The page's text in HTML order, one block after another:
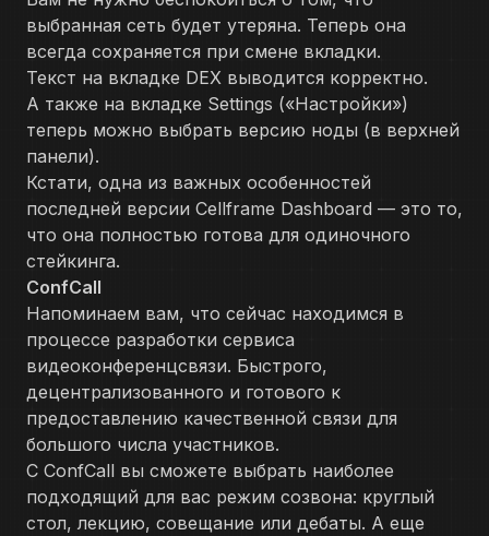
выбранная сеть будет утеряна. Теперь она
всегда сохраняется при смене вкладки.
Текст на вкладке DEX выводится корректно.
А также на вкладке Settings («Настройки»)
теперь можно выбрать версию ноды (в верхней
панели).
Кстати, одна из важных особенностей
последней версии Cellframe Dashboard — это то,
что она полностью готова для одиночного
стейкинга.
ConfCall
Напоминаем вам, что сейчас находимся в
процессе разработки сервиса
видеоконференцсвязи. Быстрого,
децентрализованного и готового к
предоставлению качественной связи для
большого числа участников.
С ConfCall вы сможете выбрать наиболее
подходящий для вас режим созвона: круглый
стол, лекцию, совещание или дебаты. А еще